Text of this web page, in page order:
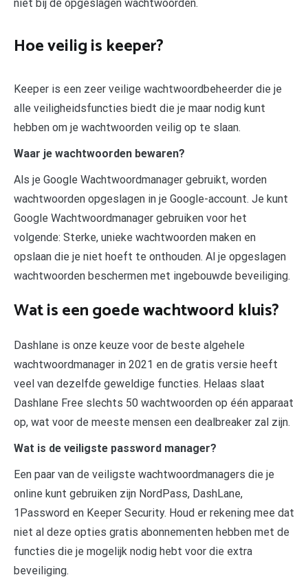
niet bij de opgeslagen wachtwoorden.
Hoe veilig is keeper?
Keeper is een zeer veilige wachtwoordbeheerder die je
alle veiligheidsfuncties biedt die je maar nodig kunt
hebben om je wachtwoorden veilig op te slaan.
Waar je wachtwoorden bewaren?
Als je Google Wachtwoordmanager gebruikt, worden
wachtwoorden opgeslagen in je Google-account. Je kunt
Google Wachtwoordmanager gebruiken voor het
volgende: Sterke, unieke wachtwoorden maken en
opslaan die je niet hoeft te onthouden. Al je opgeslagen
wachtwoorden beschermen met ingebouwde beveiliging.
Wat is een goede wachtwoord kluis?
Dashlane is onze keuze voor de beste algehele
wachtwoordmanager in 2021 en de gratis versie heeft
veel van dezelfde geweldige functies. Helaas slaat
Dashlane Free slechts 50 wachtwoorden op één apparaat
op, wat voor de meeste mensen een dealbreaker zal zijn.
Wat is de veiligste password manager?
Een paar van de veiligste wachtwoordmanagers die je
online kunt gebruiken zijn NordPass, DashLane,
1Password en Keeper Security. Houd er rekening mee dat
niet al deze opties gratis abonnementen hebben met de
functies die je mogelijk nodig hebt voor die extra
beveiliging.